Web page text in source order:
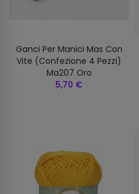
Ganci Per Manici Mas Con
Vite (confezione 4 Pezzi)
Ma207 Oro
5,70 €